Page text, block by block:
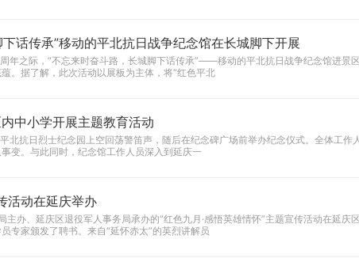
话传承”移动的平北抗日战争纪念馆在长城脚下开展
年之际，“不忘来时奋斗路，长城脚下话传承”——移动的平北抗日战争纪念馆进景
。据了解，此次活动以展板为主体，将“红色平北
中小学开展主题教育活动
北抗日烈士纪念园上空回荡警笛声，随后在纪念碑广场前举办纪念仪式。全体工
变。与此同时，纪念馆工作人员深入到延庆一
活动在延庆举办
主办、延庆区退役军人事务局承办的“红色九月·感悟英雄情怀”主题宣传活动在延
专家颁发了聘书。来自“延怀赤太”的英烈讲解员